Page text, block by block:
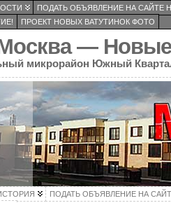
ПОДАТЬ ОБЪЯВЛЕНИЕ НА САЙТЕ
ПРОЕКТ НОВЫХ ВАТУТИНОК ФОТО
— Новые
микрорайон Южный
ПОДАТЬ ОБЪЯВЛЕНИЕ НА